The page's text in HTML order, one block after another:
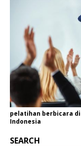
pelatihan berbicara di
Indonesia
SEARCH